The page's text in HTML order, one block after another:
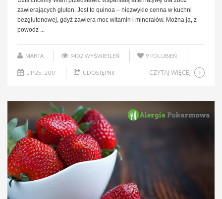
zawierających gluten. Jest to quinoa – niezwykle cenna w kuchni
bezglutenowej, gdyż zawiera moc witamin i minerałów. Można ją, z
powodz ...
MARTA 9402 WYŚWIETLEŃ 9 POLUBIEŃ
LIP 25, 2017 UDOSTĘPNIJ CZYTAJ WIĘCEJ